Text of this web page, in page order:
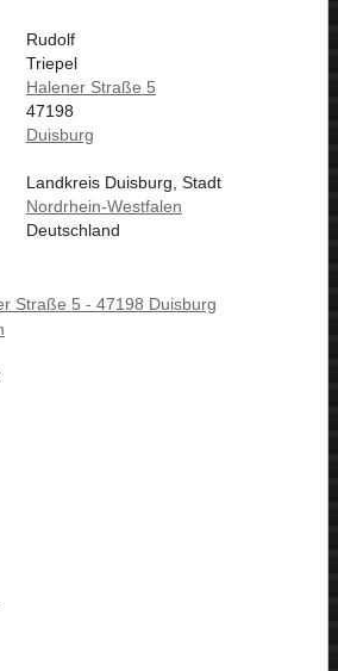
Rudolf
Triepel
Halener Straße 5
47198
Duisburg
Landkreis Duisburg, Stadt
Nordrhein-Westfalen
Deutschland
Straße 5 - 47198 Duisburg